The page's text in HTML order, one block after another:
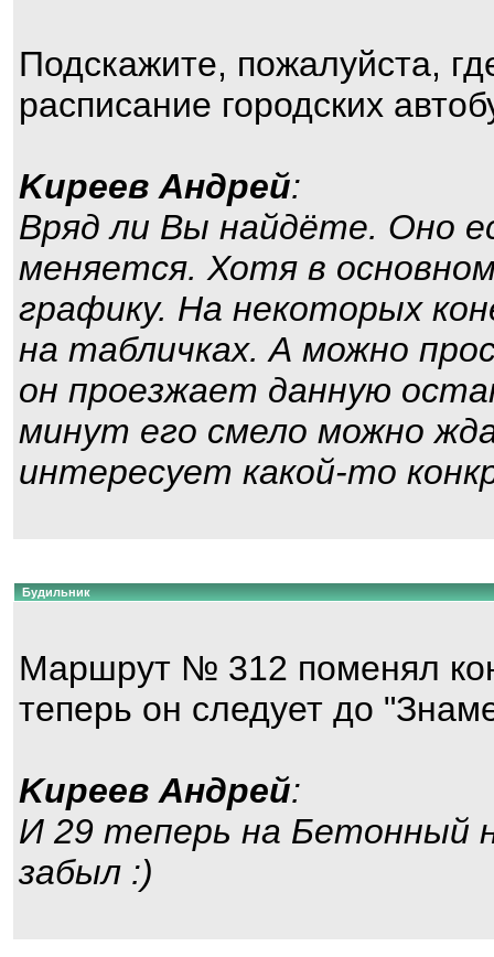
Подскажите, пожалуйста,
расписание городских
Kиpeeв Aндpeй:
Вряд ли Вы найдёте. Оно
меняется. Хотя в
графику. На некоторых
на табличках. А можно
он проезжает данную
минут его смело можно
интересует какой-то
Будильник
Маршрут № 312 поменял
теперь он следует до
Kиpeeв Aндpeй:
И 29 теперь на Бетонный
забыл :)